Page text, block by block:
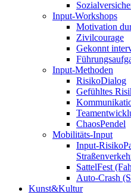
Input-Workshops
Motivation
Zivilcourage
Gekonnt
Input-Methoden
RisikoDialog
Gefühltes
ChaosPendel
Mobilitäts-Input
Input-
SattelFest
Auto-Crash
Kunst&Kultur